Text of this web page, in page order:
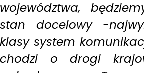
województwa,
stan docelowy -
klasy system
chodzi o drogi